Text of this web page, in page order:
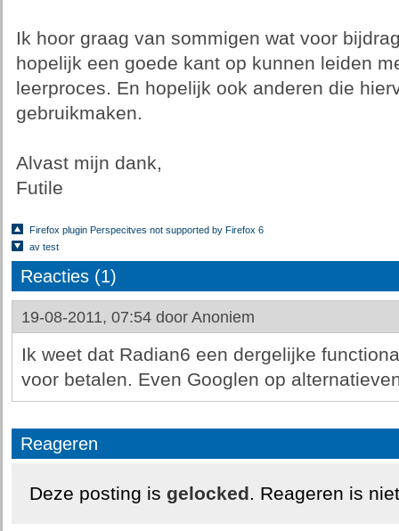
Ik hoor graag van sommigen wat voor
hopelijk een goede kant op kunnen leiden
leerproces. En hopelijk ook anderen die
gebruikmaken.
Alvast mijn dank,
Futile
Firefox plugin Perspecitves not supported by Firefox 6
av test
Reacties (1)
19-08-2011, 07:54 door Anoniem
Ik weet dat Radian6 een dergelijke
voor betalen. Even Googlen op
Reageren
Deze posting is gelocked. Reageren is